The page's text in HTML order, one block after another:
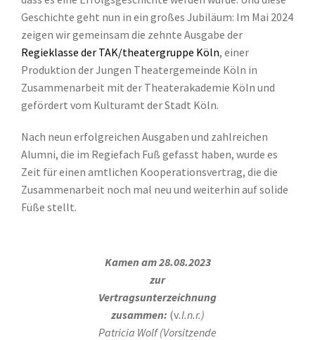
Geschichte geht nun in ein großes Jubiläum: Im Mai 2024
zeigen wir gemeinsam die zehnte Ausgabe der
Regieklasse der TAK/theatergruppe Köln, einer
Produktion der Jungen Theatergemeinde Köln in
Zusammenarbeit mit der Theaterakademie Köln und
gefördert vom Kulturamt der Stadt Köln.
Nach neun erfolgreichen Ausgaben und zahlreichen
Alumni, die im Regiefach Fuß gefasst haben, wurde es
Zeit für einen amtlichen Kooperationsvertrag, die die
Zusammenarbeit noch mal neu und weiterhin auf solide
Füße stellt.
Kamen am 28.08.2023
zur
Vertragsunterzeichnung
zusammen: (v.l.n.r.)
Patricia Wolf (Vorsitzende